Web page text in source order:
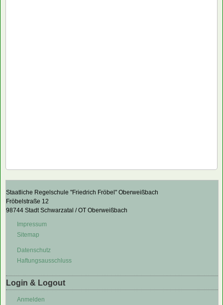
Staatliche Regelschule "Friedrich Fröbel" Oberweißbach
Fröbelstraße 12
98744 Stadt Schwarzatal / OT Oberweißbach
Impressum
Sitemap
Datenschutz
Haftungsausschluss
Login & Logout
Anmelden